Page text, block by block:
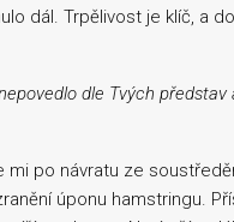
dál. Trpělivost je klíč, a
dle Tvých
mi po návratu ze
úponu hamstringu.